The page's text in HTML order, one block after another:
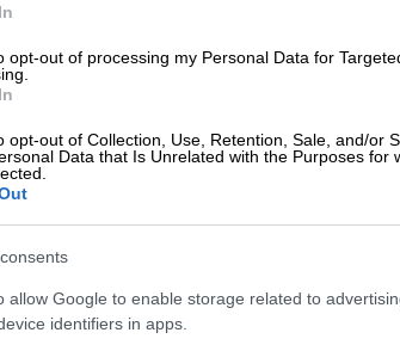
opt-out of processing my Personal Data for
opt-out of Collection, Use, Retention, Sale, and/or
Data that Is Unrelated with the Purposes for
allow Google to enable storage related to
identifiers in apps.
στο
ενέργειες των υπηρεσιών
τελικά επήλθε ανατροπή που
τη συμπληρωματική
του Ιδρύματος. Η απόφαση αυτή,
στο Πανεπιστήμιο
δικαιούμενων δωρεάν σίτισης
του 2023, ο οποίος
έως το τέλος της